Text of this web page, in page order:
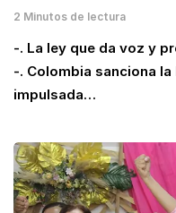
2 Minutos de lectura
-. La ley que da voz y
-. Colombia sanciona
impulsada…